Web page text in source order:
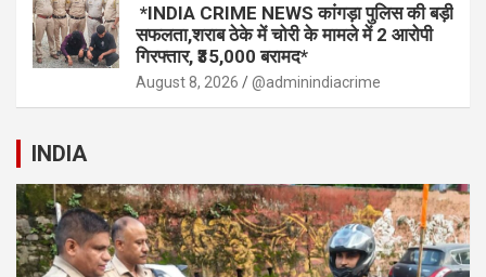
*INDIA CRIME NEWS कांगड़ा पुलिस की बड़ी
सफलता,शराब ठेके में चोरी के मामले में 2 आरोपी
गिरफ्तार, ₹35,000 बरामद*
August 8, 2026 @adminindiacrime
INDIA